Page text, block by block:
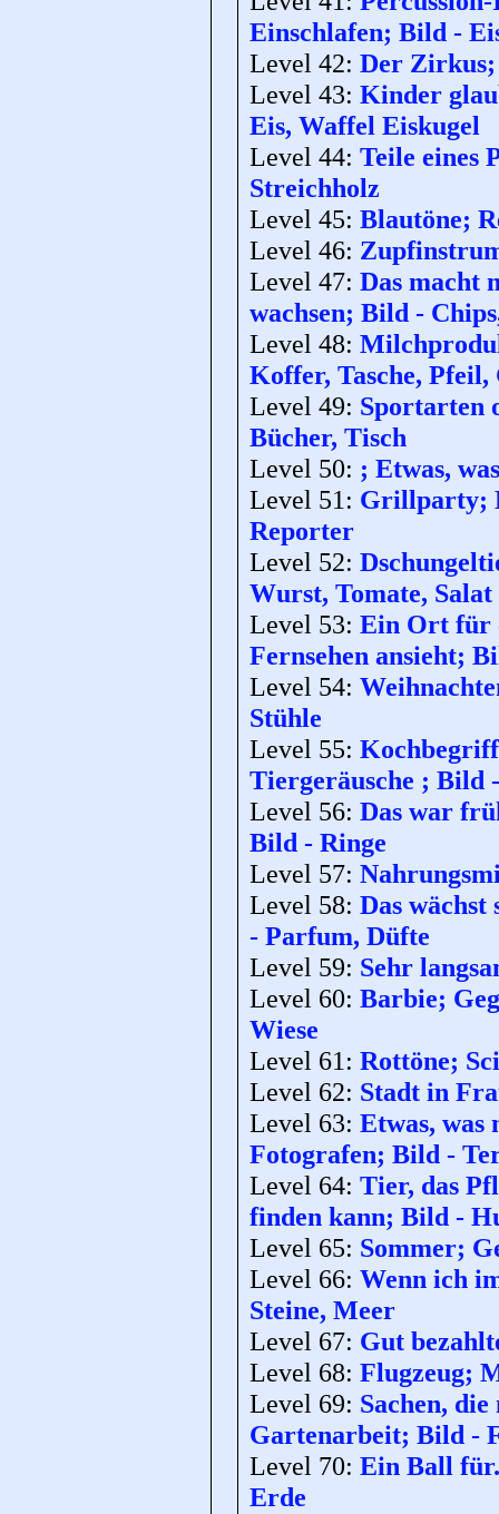
Einschlafen; Bild -
Level 42: Der Zirkus;
Level 43: Kinder
Eis, Waffel Eiskugel
Level 44: Teile eines
Streichholz
Level 45: Blautöne;
Level 46:
Level 47: Das macht
wachsen; Bild -
Level 48:
Koffer, Tasche, Pfeil,
Level 49: Sportarten
Bücher, Tisch
Level 50: ; Etwas,
Level 51: Grillparty;
Reporter
Level 52:
Wurst, Tomate, Salat
Level 53: Ein Ort für
Fernsehen ansieht;
Level 54:
Stühle
Level 55:
Tiergeräusche ; Bild
Level 56: Das war
Bild - Ringe
Level 57:
Level 58: Das
- Parfum, Düfte
Level 59: Sehr
Level 60: Barbie;
Wiese
Level 61: Rottöne;
Level 62: Stadt in
Level 63: Etwas, was
Fotografen; Bild -
Level 64: Tier, das
finden kann; Bild -
Level 65: Sommer;
Level 66: Wenn ich
Steine, Meer
Level 67: Gut
Level 68: Flugzeug;
Level 69: Sachen,
Gartenarbeit; Bild -
Level 70: Ein Ball
Erde